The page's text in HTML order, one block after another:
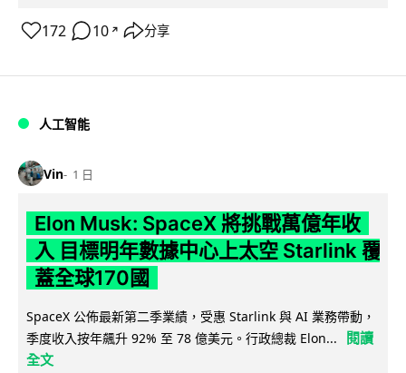
172 10 ↗ 分享
人工智能
Vin 1 日
Elon Musk: SpaceX 將挑戰萬億年收
入 目標明年數據中心上太空 Starlink 覆
蓋全球170國
SpaceX 公佈最新第二季業績，受惠 Starlink 與 AI 業務帶動，
季度收入按年飆升 92% 至 78 億美元。行政總裁 Elon...
閱讀
全文